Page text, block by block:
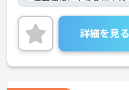
保有資格により手当支
ップのためのモチベー
ご興味のある方には、
に詳細をお話いたしま
さい。
詳細を見る